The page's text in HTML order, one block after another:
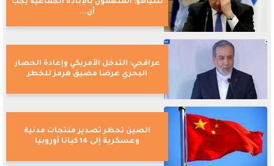
أن...
عراقجي: التدخل الأمريكي وإعادة الحصار
البحري عرضا مضيق هرمز للخطر
الصين تحظر تصدير منتجات مدنية
وعسكرية إلى 14 كيانا أوروبيا